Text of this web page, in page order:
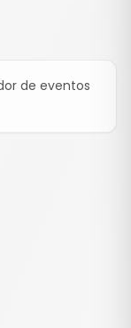
de eventos